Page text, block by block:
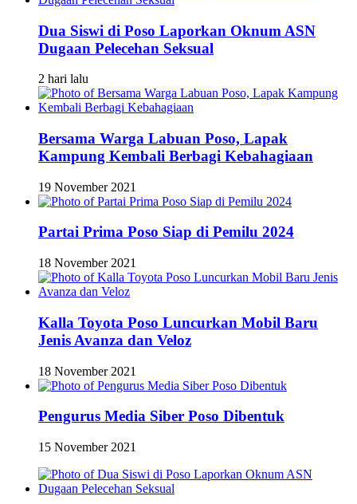
Dua Siswi di Poso Laporkan Oknum ASN
Dugaan Pelecehan Seksual
2 hari lalu
Bersama Warga Labuan Poso, Lapak
Kampung Kembali Berbagi Kebahagiaan
19 November 2021
Partai Prima Poso Siap di Pemilu 2024
18 November 2021
Kalla Toyota Poso Luncurkan Mobil Baru
Jenis Avanza dan Veloz
18 November 2021
Pengurus Media Siber Poso Dibentuk
15 November 2021